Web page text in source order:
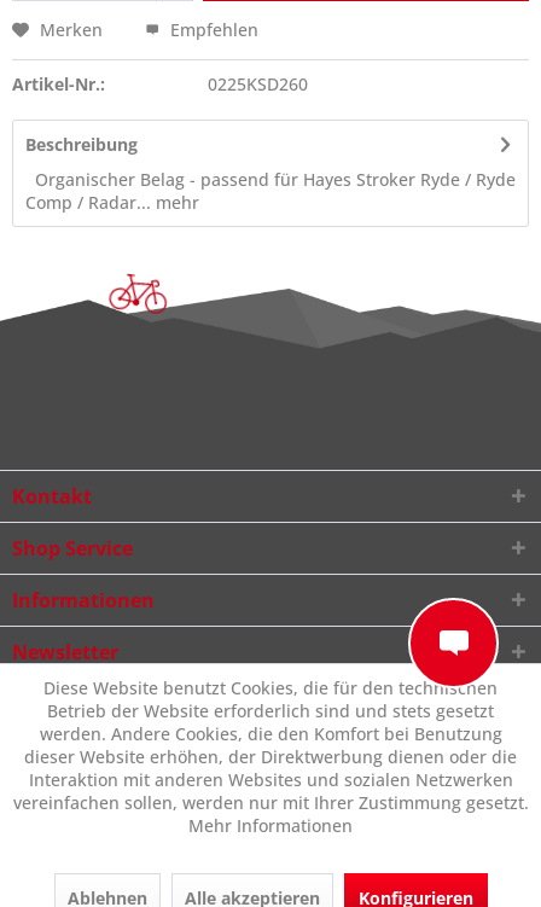
Merken Empfehlen
Artikel-Nr.: 0225KSD260
Beschreibung
Organischer Belag - passend für Hayes Stroker Ryde / Ryde
Comp / Radar... mehr
Kontakt
Shop Service
Informationen
Newsletter
Diese Website benutzt Cookies, die für den technischen
Betrieb der Website erforderlich sind und stets gesetzt
werden. Andere Cookies, die den Komfort bei Benutzung
dieser Website erhöhen, der Direktwerbung dienen oder die
Interaktion mit anderen Websites und sozialen Netzwerken
vereinfachen sollen, werden nur mit Ihrer Zustimmung gesetzt.
Mehr Informationen
Ablehnen Alle akzeptieren Konfigurieren